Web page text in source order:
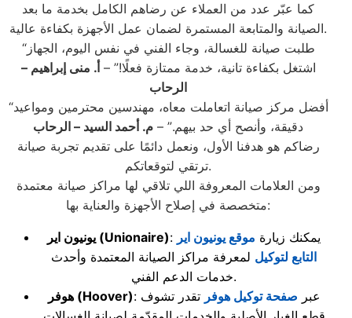
كما عبّر عدد من العملاء عن رضاهم الكامل بخدمة ما بعد
الصيانة والمتابعة المستمرة لضمان عمل الأجهزة بكفاءة عالية.
“طلبت صيانة للغسالة، وجاء الفني في نفس اليوم، الجهاز
اشتغل بكفاءة تانية، خدمة ممتازة فعلًا!” – أ. منى إبراهيم –
الرحاب
“أفضل مركز صيانة اتعاملت معاه، مهندسين محترمين ومواعيد
دقيقة، وأنصح أي حد بيهم.” – م. أحمد السيد – الرحاب
رضاكم هو هدفنا الأول، ونعمل دائمًا على تقديم تجربة صيانة
ترتقي لتوقعاتكم.
ومن العلامات المعروفة اللي تلاقي لها مراكز صيانة معتمدة
متخصصة في إصلاح الأجهزة والعناية بها:
يونيون اير (Unionaire) : يمكنك زيارة موقع يونيون اير
التابع لتوكيل لمعرفة مراكز الصيانة المعتمدة وأحدث
خدمات الدعم الفني.
هوفر(Hoover) : عبر صفحة توكيل هوفر تقدر تشوف